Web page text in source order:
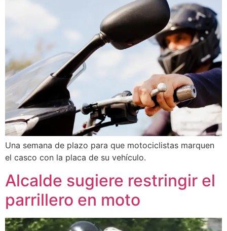
Una semana de plazo para que motociclistas marquen
el casco con la placa de su vehículo.
Alcalde sugiere restringir el
parrillero en moto